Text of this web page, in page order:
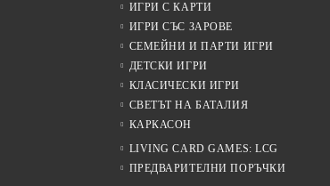
ИГРИ С КАРТИ
ИГРИ СЪС ЗАРОВЕ
СЕМЕЙНИ И ПАРТИ ИГРИ
ДЕТСКИ ИГРИ
КЛАСИЧЕСКИ ИГРИ
СВЕТЪТ НА БАТАЛИЯ
КАРКАСОН
LIVING CARD GAMES: LCG
ПРЕДВАРИТЕЛНИ ПОРЪЧКИ